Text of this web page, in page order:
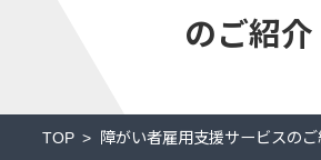
のご紹介
TOP 障がい者雇用支援サービスのご